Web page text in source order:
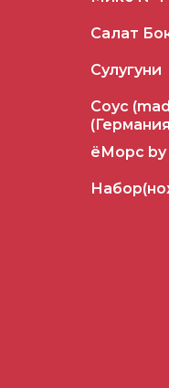
Салат
Сулугуни
Соус
ёМорс by